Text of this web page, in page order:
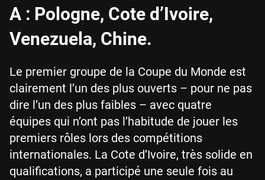
A : Pologne, Cote d’Ivoire,
Venezuela, Chine.
Le premier groupe de la Coupe du Monde est
clairement l’un des plus ouverts – pour ne pas
dire l’un des plus faibles – avec quatre
équipes qui n’ont pas l’habitude de jouer les
premiers rôles lors des compétitions
internationales. La Cote d’Ivoire, très solide en
qualifications, a participé une seule fois au